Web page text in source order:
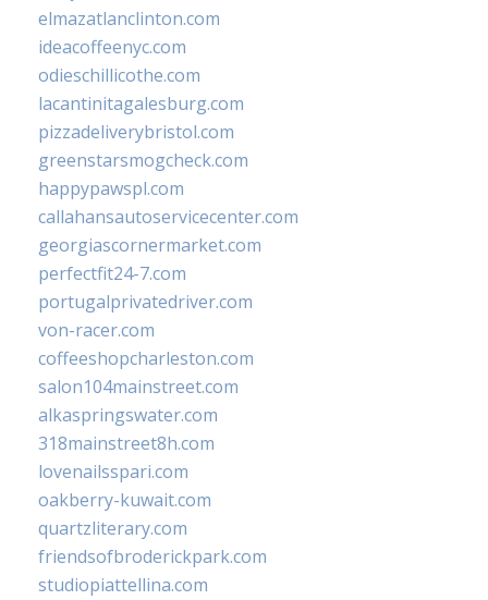
elmazatlanclinton.com
ideacoffeenyc.com
odieschillicothe.com
lacantinitagalesburg.com
pizzadeliverybristol.com
greenstarsmogcheck.com
happypawspl.com
callahansautoservicecenter.com
georgiascornermarket.com
perfectfit24-7.com
portugalprivatedriver.com
von-racer.com
coffeeshopcharleston.com
salon104mainstreet.com
alkaspringswater.com
318mainstreet8h.com
lovenailsspari.com
oakberry-kuwait.com
quartzliterary.com
friendsofbroderickpark.com
studiopiattellina.com